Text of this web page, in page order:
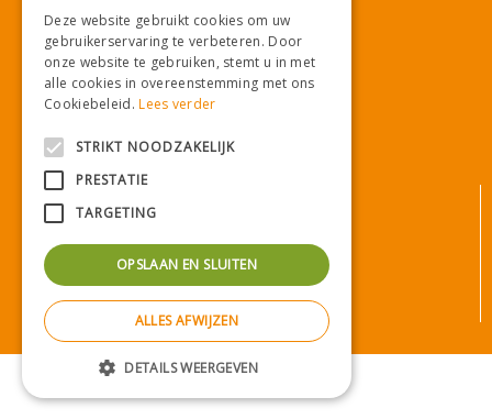
Download onze App!
Betaalinformatie
Privacy policy
Green Solutions|Tuincentrum Overzicht
Deze website gebruikt cookies om uw
gebruikerservaring te verbeteren. Door
onze website te gebruiken, stemt u in met
alle cookies in overeenstemming met ons
Cookiebeleid.Lees verder
STRIKT NOODZAKELIJK
PRESTATIE
TARGETING
OPSLAAN EN SLUITEN
ALLES AFWIJZEN
DETAILS WEERGEVEN